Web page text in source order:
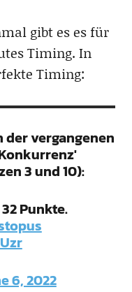
gibt es es für
Timing. In
Timing:
vergangenen
3 und 10):
Punkte.
6, 2022